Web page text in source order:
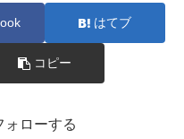
はてブ
コピー
ォローする